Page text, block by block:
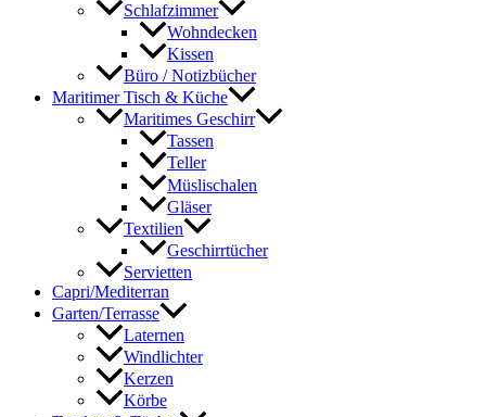
Schlafzimmer
Wohndecken
Kissen
Büro / Notizbücher
Maritimer Tisch & Küche
Maritimes Geschirr
Tassen
Teller
Müslischalen
Gläser
Textilien
Geschirrtücher
Servietten
Capri/Mediterran
Garten/Terrasse
Laternen
Windlichter
Kerzen
Körbe